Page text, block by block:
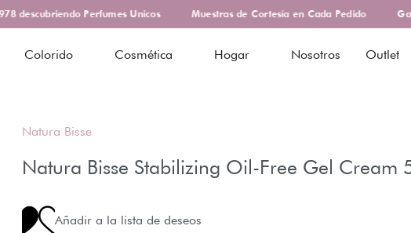
descubriendo Perfumes Unicos Muestras de Cortesía en Cada Pedido
Colorido Cosmética Hogar Nosotros Outlet
Natura Bisse
Natura Bisse Stabilizing Oil-Free Gel Cream
Añadir a la lista de deseos